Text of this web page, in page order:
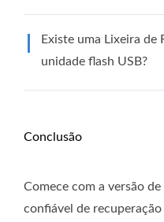
Existe uma Lixeira de
unidade flash USB?
Conclusão
Comece com a versão
confiável de